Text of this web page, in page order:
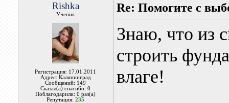
Rishka
Ученик
Регистрация: 17.01.2011
Адрес: Калининград
Сообщений: 149
Сказал(а) спасибо: 0
Поблагодарили: 0 раз(а)
Репутация:235
Re: Помогите с
Знаю, что из
строить
влаге!